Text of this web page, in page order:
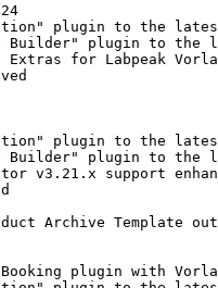
plugin to the
Builder" plugin to the
Extras for Labpeak
plugin to the
Builder" plugin to the
v3.21.x support
Archive Template
plugin with